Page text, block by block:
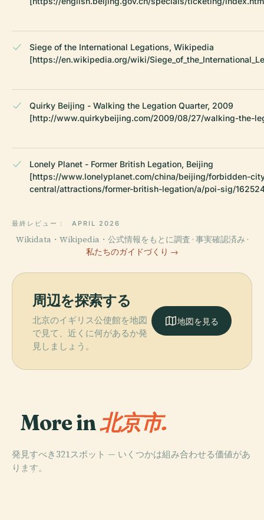
Siege of the International Legations, Wikipedia
[https://en.wikipedia.org/wiki/
Quirky Beijing - Walking the Legation Quarter, 2009
[http://www.quirkybeijing.com/2009/08/27/walking-the-
Lonely Planet - Former British Legation, Beijing
[https://www.lonelyplanet.com/china/beijing/forbidden-
central/attractions/former-british-legation/a/poi-sig/
最終レビュー： APRIL 2026
Wikidata・Wikipedia・公式情報をもとに調査 · 事実確認済み ·
私たちのガイドづくり →
周辺を探索する
北京のイギリス公使館を地図
で見て、近くに何があるか発
見しましょう。
地図を見る
More in北京市.
発見すべき321スポット — いくつかは組み合わせる価値があ
ります。
PLACE